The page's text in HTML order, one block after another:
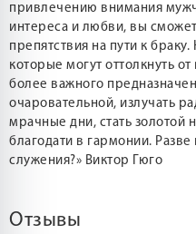
привлечению внимания
интереса и любви, вы
препятствия на пути к
которые могут оттолкнуть
более важного
очаровательной, излучать
мрачные дни, стать золотой
благодати в гармонии.
служения?» Виктор Гюго
Отзывы